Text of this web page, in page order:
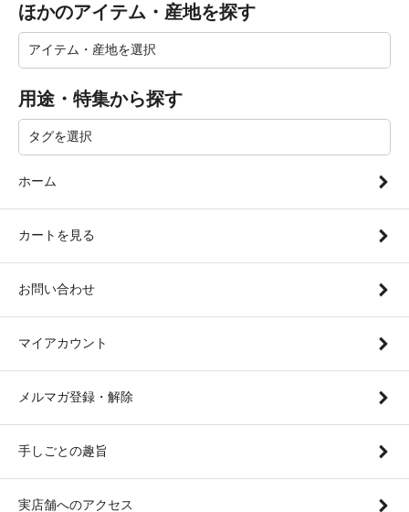
ほかのアイテム・産地を探す
用途・特集から探す
ホーム
カートを見る
お問い合わせ
マイアカウント
メルマガ登録・解除
手しごとの趣旨
実店舗へのアクセス